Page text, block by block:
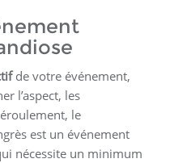
de votre événement,
l’aspect, les
le
est un événement
nécessite un minimum